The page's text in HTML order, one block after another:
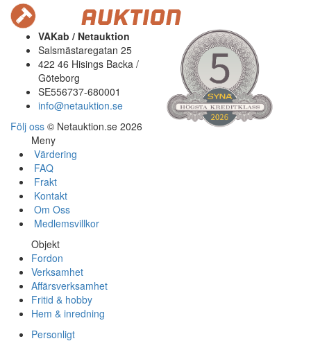
VAKab / Netauktion
Salsmästaregatan 25
422 46 Hisings Backa /
Göteborg
SE556737-680001
info@netauktion.se
Följ oss © Netauktion.se 2026
Meny
Värdering
FAQ
Frakt
Kontakt
Om Oss
Medlemsvillkor
Objekt
Fordon
Verksamhet
Affärsverksamhet
Fritid & hobby
Hem & inredning
Personligt